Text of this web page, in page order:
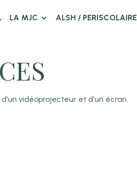
LA MJC ALSH / PERISCOLAIRE
vidéoprojecteur et d'un écran.